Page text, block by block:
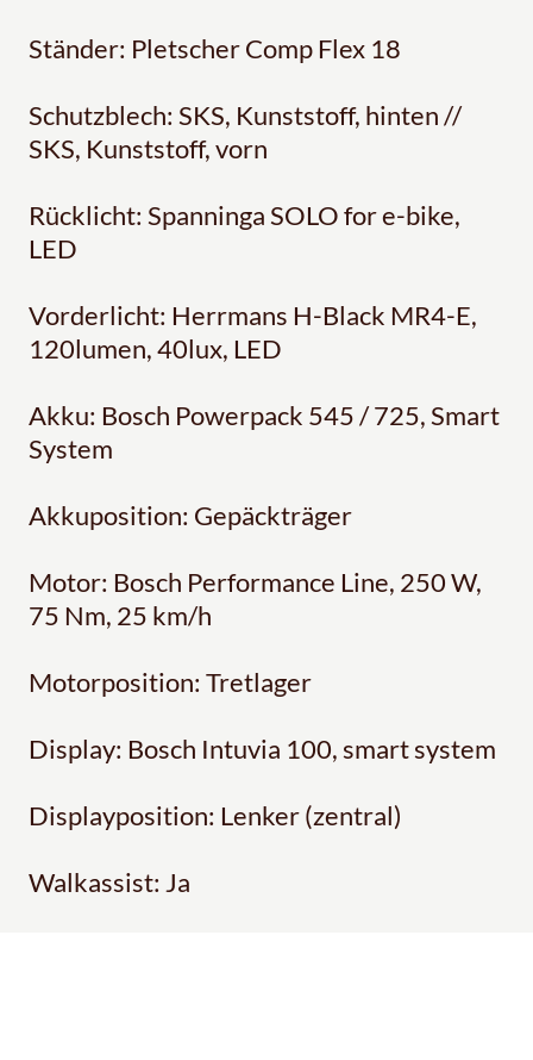
Ständer: Pletscher Comp Flex 18
Schutzblech: SKS, Kunststoff, hinten //
SKS, Kunststoff, vorn
Rücklicht: Spanninga SOLO for e-bike,
LED
Vorderlicht: Herrmans H-Black MR4-E,
120lumen, 40lux, LED
Akku: Bosch Powerpack 545 / 725, Smart
System
Akkuposition: Gepäckträger
Motor: Bosch Performance Line, 250 W,
75 Nm, 25 km/h
Motorposition: Tretlager
Display: Bosch Intuvia 100, smart system
Displayposition: Lenker (zentral)
Walkassist: Ja